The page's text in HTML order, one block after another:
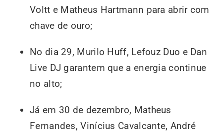
Voltt e Matheus Hartmann para abrir com
chave de ouro;
No dia 29, Murilo Huff, Lefouz Duo e Dan
Live DJ garantem que a energia continue
no alto;
Já em 30 de dezembro, Matheus
Fernandes, Vinícius Cavalcante, André